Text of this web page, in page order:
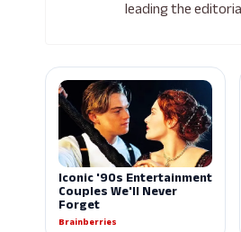
leading the